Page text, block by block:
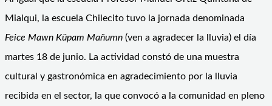
Mialqui, la escuela Chilecito tuvo la jornada denominada
Feice Mawn Küpam Mañumn (ven a agradecer la lluvia) el día
martes 18 de junio. La actividad constó de una muestra
cultural y gastronómica en agradecimiento por la lluvia
recibida en el sector, la que convocó a la comunidad en pleno